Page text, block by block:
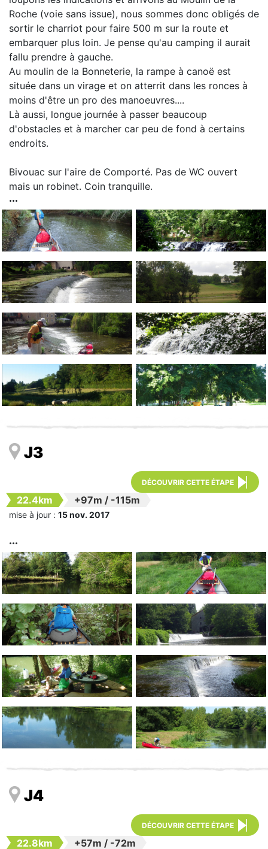
Roche (voie sans issue), nous sommes donc obligés de
sortir le charriot pour faire 500 m sur la route et
embarquer plus loin. Je pense qu'au camping il aurait
fallu prendre à gauche.
Au moulin de la Bonneterie, la rampe à canoë est
située dans un virage et on atterrit dans les ronces à
moins d'être un pro des manoeuvres....
Là aussi, longue journée à passer beaucoup
d'obstacles et à marcher car peu de fond à certains
endroits.
Bivouac sur l'aire de Comporté. Pas de WC ouvert
mais un robinet. Coin tranquille.
J3
DÉCOUVRIR CETTE ÉTAPE
22.4km +97m / -115m
mise à jour : 15 nov. 2017
J4
DÉCOUVRIR CETTE ÉTAPE
22.8km +57m / -72m